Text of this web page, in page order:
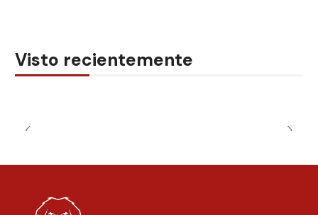
Visto recientemente